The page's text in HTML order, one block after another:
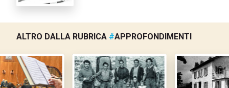
ALTRO DALLA RUBRICA #APPROFONDIMENTI